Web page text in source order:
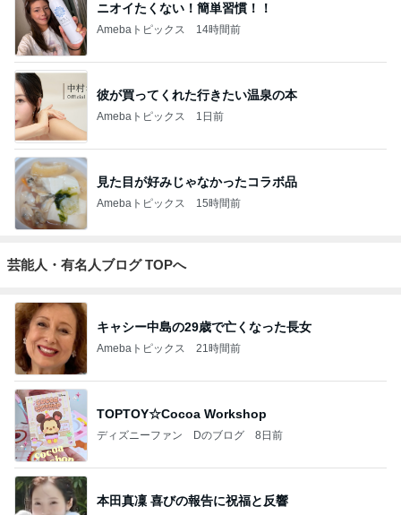
ニオイたくない！簡単習慣！！
Amebaトピックス 14時間前
彼が買ってくれた行きたい温泉の本
Amebaトピックス 1日前
見た目が好みじゃなかったコラボ品
Amebaトピックス 15時間前
芸能人・有名人ブログ TOPへ
キャシー中島の29歳で亡くなった長女
Amebaトピックス 21時間前
TOPTOY☆Cocoa Workshop
ディズニーファン Dのブログ 8日前
本田真凜 喜びの報告に祝福と反響